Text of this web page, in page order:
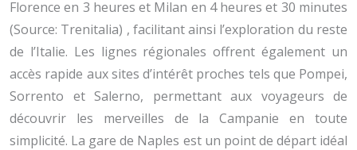
Florence en 3 heures et Milan en 4 heures et 30 minutes
(Source: Trenitalia) , facilitant ainsi l’exploration du reste
de l’Italie. Les lignes régionales offrent également un
accès rapide aux sites d’intérêt proches tels que Pompei,
Sorrento et Salerno, permettant aux voyageurs de
découvrir les merveilles de la Campanie en toute
simplicité. La gare de Naples est un point de départ idéal